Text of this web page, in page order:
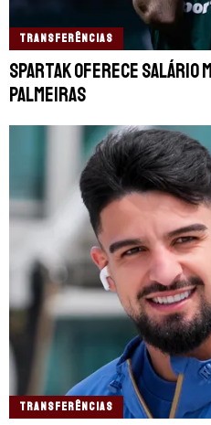
TRANSFERÊNCIAS
Spartak oferece salário
Palmeiras
TRANSFERÊNCIAS